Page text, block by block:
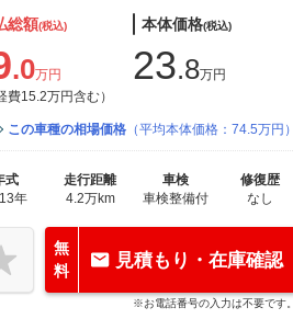
総額(税込)
.0万円
費15.2万円含む）
本体価格(税込)
23.8万円
この車種の相場価格 （平均本体価格：74.5万円）
式
年
走行距離
4.2万km
車検
車検整備付
修復歴
なし
無
料
見積もり・在庫確認
※お電話番号の入力は不要です。